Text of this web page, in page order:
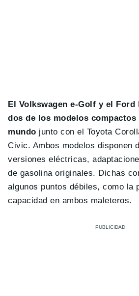
El Volkswagen e-Golf y el Ford
dos de los modelos compactos
mundo junto con el Toyota
Civic. Ambos modelos disponen
versiones eléctricas,
de gasolina originales. Dichas
algunos puntos débiles, como la
capacidad en ambos maleteros.